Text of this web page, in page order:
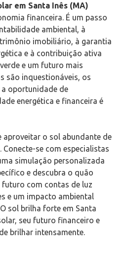
em Santa Inês (MA)
financeira. É um passo
ambiental, à
imobiliário, à garantia
e à contribuição ativa
e um futuro mais
são inquestionáveis, os
oportunidade de
energética e financeira é
aproveitar o sol abundante de
Conecte-se com especialistas
simulação personalizada
e descubra o quão
futuro com contas de luz
e um impacto ambiental
sol brilha forte em Santa
seu futuro financeiro e
brilhar intensamente.